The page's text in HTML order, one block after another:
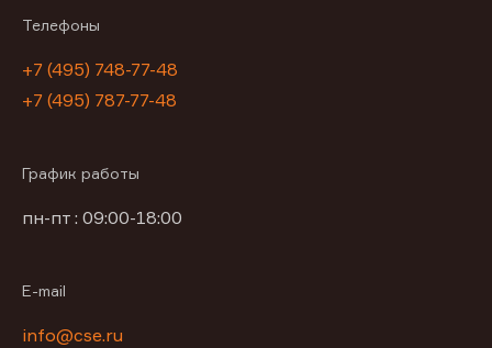
Телефоны
+7 (495) 748-77-48
+7 (495) 787-77-48
График работы
пн-пт : 09:00-18:00
E-mail
info@cse.ru